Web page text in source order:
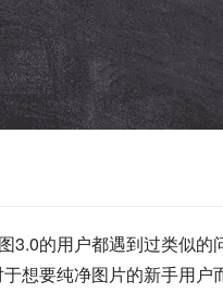
3.0的用户都遇到过类似
想要纯净图片的新手用户